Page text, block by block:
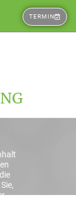
TERMIN